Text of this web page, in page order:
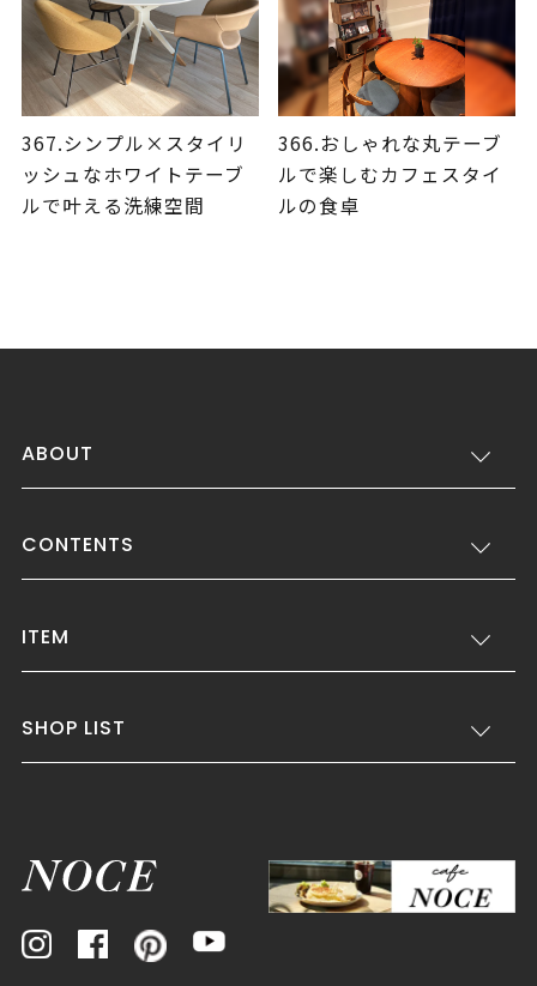
367.シンプル×スタイリ
ッシュなホワイトテーブ
ルで叶える洗練空間
366.おしゃれな丸テーブ
ルで楽しむカフェスタイ
ルの食卓
ABOUT
CONTENTS
ITEM
SHOP LIST